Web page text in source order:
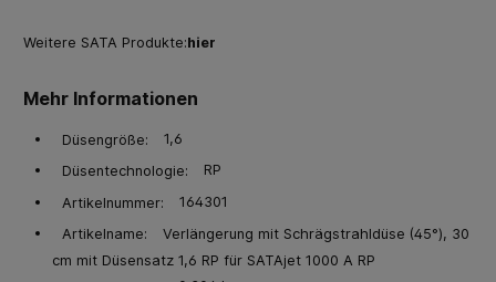
Weitere SATA Produkte:hier
Mehr Informationen
Düsengröße:
1,6
Düsentechnologie:
RP
Artikelnummer:
164301
Artikelname:
Verlängerung mit Schrägstrahldüse (45°), 30
cm mit Düsensatz 1,6 RP für SATAjet 1000 A RP